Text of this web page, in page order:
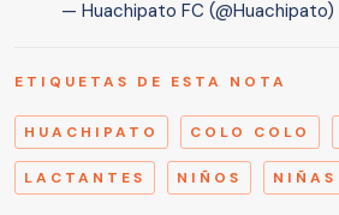
— Huachipato FC (@Huachipato)
ETIQUETAS DE ESTA NOTA
HUACHIPATO COLO COLO
LACTANTES NIÑOS NIÑAS